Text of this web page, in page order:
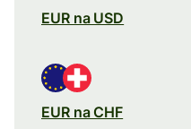
EUR na USD
EUR na CHF